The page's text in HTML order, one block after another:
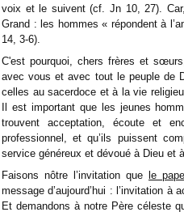
voix et le suivent (cf. Jn 10, 27).
Grand : les hommes « répondent à
14, 3-6).
C'est pourquoi, chers frères et
avec vous et avec tout le peuple de
celles au sacerdoce et à la vie
Il est important que les jeunes
trouvent acceptation, écoute et
professionnel, et qu’ils puissent
service généreux et dévoué à Dieu et
Faisons nôtre l’invitation que
le
message d’aujourd’hui : l’invitation
Et demandons à notre Père céleste